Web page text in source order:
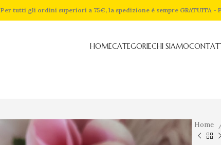
Per tutti gli ordini superiori a 75€, la spedizione è sempre GRATUITA
HOMECATEGORIECHI SIAMO
Home